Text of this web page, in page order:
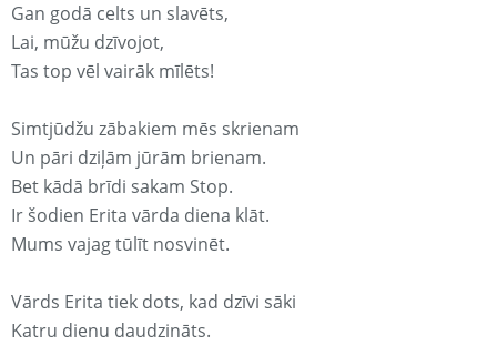
Gan godā celts un slavēts,
Lai, mūžu dzīvojot,
Tas top vēl vairāk mīlēts!
Simtjūdžu zābakiem mēs skrienam
Un pāri dziļām jūrām brienam.
Bet kādā brīdi sakam Stop.
Ir šodien Erita vārda diena klāt.
Mums vajag tūlīt nosvinēt.
Vārds Erita tiek dots, kad dzīvi sāki
Katru dienu daudzināts.